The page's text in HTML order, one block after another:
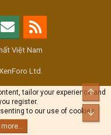
Việt Nam
Ltd.
tailor your experience and
register.
to our use of cookies.
more...
Top